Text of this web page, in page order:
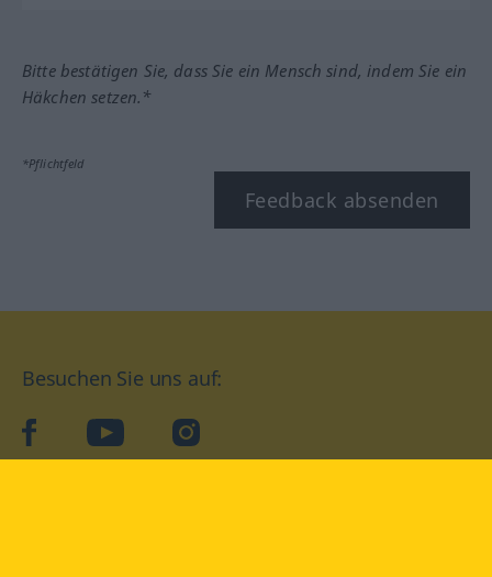
Bitte bestätigen Sie, dass Sie ein Mensch sind, indem Sie ein
Häkchen setzen.*
*Pflichtfeld
Feedback absenden
Besuchen Sie uns auf:
facebookYouTube Instagram